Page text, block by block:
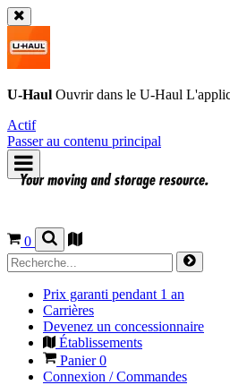
U-Haul Ouvrir dans le U-Haul
Actif
Passer au contenu principal
0
Prix garanti pendant 1 an
Carrières
Devenez un concessionnaire
Établissements
Panier0
Connexion / Commandes